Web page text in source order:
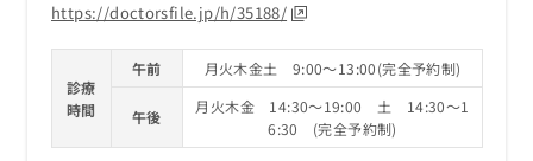
https://doctorsfile.jp/h/35188/
診療
時間
午前 月火木金土 9:00～13:00(完全予約制)
午後
月火木金 14:30～19:00 土 14:30～1
6:30 (完全予約制)